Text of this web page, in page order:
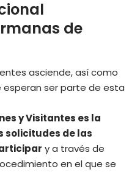
de
asciende, así como
ser parte de esta
y Visitantes es la
solicitudes de las
y a través de
en el que se